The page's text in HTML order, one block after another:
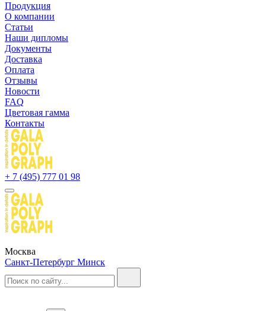
Продукция
О компании
Статьи
Наши дипломы
Документы
Доставка
Оплата
Отзывы
Новости
FAQ
Цветовая гамма
Контакты
+ 7 (495) 777 01 98
Москва
Санкт-Петербург Минск